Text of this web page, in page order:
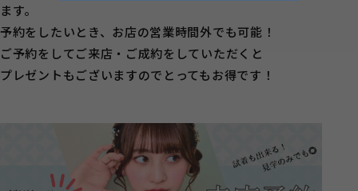
ます。
予約をしたいとき、お店の営業時間外でも可能！
ご予約をしてご来店・ご成約をしていただくと
プレゼントもございますのでとってもお得です！